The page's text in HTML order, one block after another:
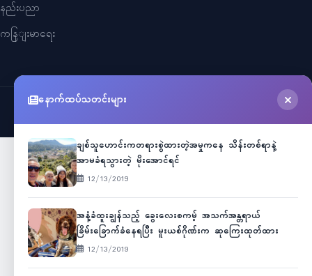
နည်းပညာ
ကနြျးမာရေး
နောက်ထပ်သတင်းများ
ချစ်သူဟောင်းကတရားစွဲထားတဲ့အမှုကနေ သိန်းတစ်ရာနဲ့
အာမခံရသွားတဲ့ မိုးအောင်ရင်
12/13/2019
အနံ့ခံထူးချွန်သည့် ခွေးလေးစကမ့် အသက်အန္တရာယ်
ခြိမ်းခြောက်ခံနေရပြီး မူးယစ်ဂိုဏ်းက ဆုကြေးထုတ်ထား
12/13/2019